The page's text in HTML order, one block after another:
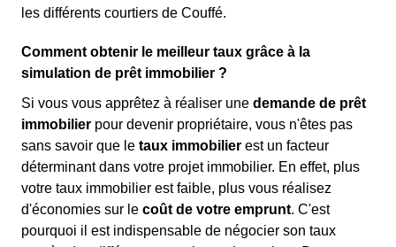
les différents courtiers de Couffé.
Comment obtenir le meilleur taux grâce à la
simulation de prêt immobilier ?
Si vous vous apprêtez à réaliser une demande de prêt
immobilier pour devenir propriétaire, vous n'êtes pas
sans savoir que le taux immobilier est un facteur
déterminant dans votre projet immobilier. En effet, plus
votre taux immobilier est faible, plus vous réalisez
d'économies sur le coût de votre emprunt. C'est
pourquoi il est indispensable de négocier son taux